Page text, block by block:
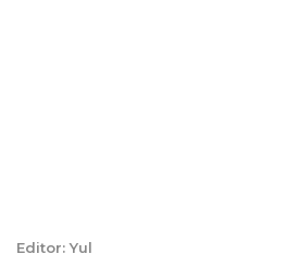
Editor: Yul